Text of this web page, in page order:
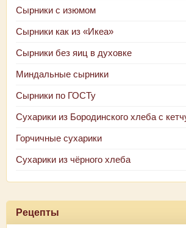
Сырники с изюмом
Сырники как из «Икеа»
Сырники без яиц в духовке
Миндальные сырники
Сырники по ГОСТу
Сухарики из Бородинского хлеба с
Горчичные сухарики
Сухарики из чёрного хлеба
Рецепты